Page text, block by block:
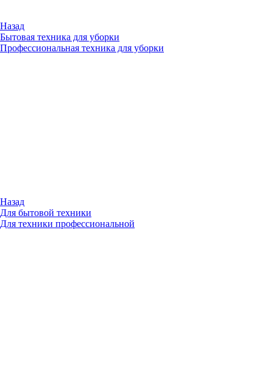
Назад
Бытовая техника для уборки
Профессиональная техника для уборки
Назад
Для бытовой техники
Для техники профессиональной